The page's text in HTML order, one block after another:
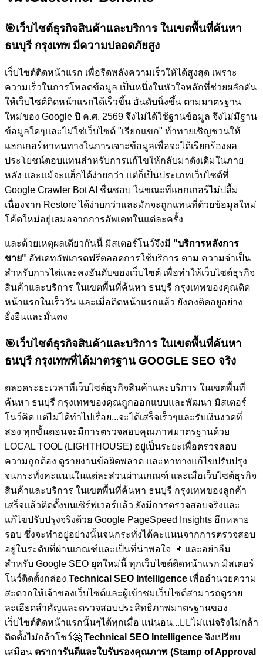
🎯เว็บไซต์ธุรกิจสินค้าและบริการ ในเขตพื้นที่ค้นหา
ธนบุรี กรุงเทพ มีความปลอดภัยสูง
เว็บไซต์ติดหน้าแรก เพื่อรีดพลังความเร็วให้ได้สูงสุด เพราะ
ความเร็วในการโหลดข้อมูล เป็นหนึ่งในหัวใจหลักที่ช่วยผลักดัน
ให้เว็บไซต์ติดหน้าแรกได้เร็วขึ้น อันดับนิ่งขึ้น ตามมาตรฐาน
ใหม่ของ Google ปี ค.ศ. 2569 จึงไม่ได้ใช้ฐานข้อมูล จึงไม่มีฐาน
ข้อมูลใดๆและไม่ใช่เว็บไซต์ "เรียกแขก" ท้าทายเชิญชวนให้
แฮกเกอร์หาหนทางในการเจาะข้อมูลเพื่อจะได้เรียกร้องผล
ประโยชน์ตอบแทนสำหรับการแก้ไขให้กลับมาดังเดิมในภาย
หลัง และแม้จะแฮ็กได้ง่ายกว่า แต่ก็เป็นประเภทเว็บไซต์ที่
Google Crawler Bot AI ชื่นชอบ ในขณะที่แฮกเกอร์ไม่ปลื้ม
เนื่องจาก Restore ได้ง่ายกว่าและมักจะถูกแทนที่ด้วยข้อมูลใหม่
โค้ดใหม่อยู่เสมอจากการอัพเดทในแต่ละครั้ง
และด้วยเหตุผลเดียวกันนี้ มิสเตอร์โนว์จึงมี "บริการหลังการ
ขาย" อัพเดทอัพเกรดฟรีตลอดการใช้บริการ ตาม ความจำเป็น
สำหรับการไต่และคงอันดับของเว็บไซต์ เพื่อทำให้เว็บไซต์ธุรกิจ
สินค้าและบริการ ในเขตพื้นที่ค้นหา ธนบุรี กรุงเทพของคุณติด
หน้าแรกในเร็ววัน และเมื่อติดหน้าแรกแล้ว ยังคงติดอยูอย่าง
ยั่งยืนและมั่นคง
🎯เว็บไซต์ธุรกิจสินค้าและบริการ ในเขตพื้นที่ค้นหา
ธนบุรี กรุงเทพที่ได้มาตรฐาน GOOGLE SEO จริง
ตลอดระยะเวลาที่เว็บไซต์ธุรกิจสินค้าและบริการ ในเขตพื้นที่
ค้นหา ธนบุรี กรุงเทพของคุณถูกออกแบบและพัฒนา มิสเตอร์
โนว์คิด แต่ไม่ได้ทำไปเรื่อย...จะได้เสร็จเร็วๆและรับเงินงวดที่
สอง ทุกขั้นตอนจะมีการตรวจสอบคุณภาพมาตรฐานด้วย
LOCAL TOOL (LIGHTHOUSE) อยู่เป็นระยะเพื่อตรวจสอบ
ความถูกต้อง ดูรายงานข้อผิดพลาด และหาทางแก้ไขปรับปรุง
จนกระทั่งคะแนนในแต่ละส่วนผ่านเกณฑ์ และเมื่อเว็บไซต์ธุรกิจ
สินค้าและบริการ ในเขตพื้นที่ค้นหา ธนบุรี กรุงเทพของลูกค้า
เสร็จแล้วติดตั้งบนเซิร์ฟเวอร์แล้ว ยังมีการตรวจสอบจริงและ
แก้ไขปรับปรุงจริงด้วย Google PageSpeed Insights อีกหลาย
รอบ ซึ่งจะทำอยู่อย่างนั้นจนกระทั่งได้คะแนนจากการตรวจสอบ
อยู่ในระดับที่ผ่านเกณฑ์และเป็นที่น่าพอใจ 📌 และอย่าลืม
สำหรับ Google SEO ยุคใหม่นี้ ทุกเว็บไซต์ติดหน้าแรก มิสเตอร์
โนว์ติดตั้งกล่อง Technical SEO Intelligence เพื่ออำนวยความ
สะดวกให้เจ้าของเว็บไซต์และผู้เข้าชมเว็บไซต์สามารถดูราย
ละเอียดสำคัญและตรวจสอบประสิทธิภาพมาตรฐานของ
เว็บไซต์ติดหน้าแรกนั้นๆได้ทุกเมื่อ แน่นอน...🏋🏼ไม่แน่จริงไม่กล้า
ติดตั้งไม่กล้าโชว์🤗 Technical SEO Intelligence จึงเปรียบ
เสมือน ตราการันตีและใบรับรองคุณภาพ (Stamp of Approval